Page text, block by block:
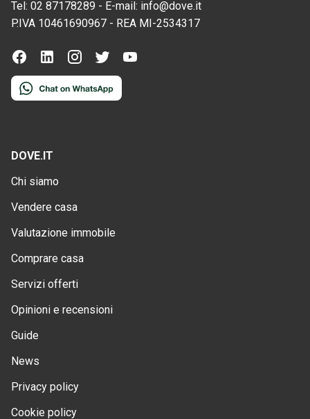
Tel: 02 87178289 - E-mail: info@dove.it
P.IVA 10461690967 - REA MI-2534317
DOVE.IT
Chi siamo
Vendere casa
Valutazione immobile
Comprare casa
Servizi offerti
Opinioni e recensioni
Guide
News
Privacy policy
Cookie policy